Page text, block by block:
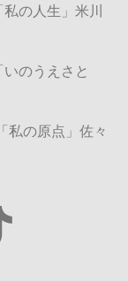
の人生」米川
のうえさと
私の原点」佐々